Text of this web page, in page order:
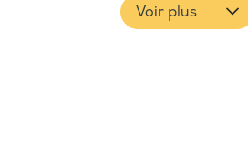
Voir plus